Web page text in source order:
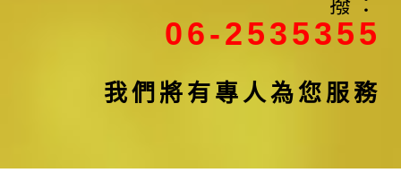
撥：
06-2535355
我們將有專人為您服務